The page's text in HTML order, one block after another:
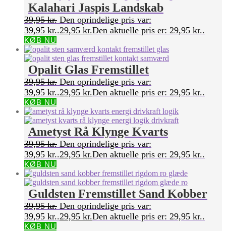
Kalahari Jaspis Landskab
39,95kr. Den oprindelige pris var:
39,95 kr..29,95 kr.Den aktuelle pris er: 29,95 kr..
KØB NU
Opalit Glas Fremstillet
39,95kr. Den oprindelige pris var:
39,95 kr..29,95 kr.Den aktuelle pris er: 29,95 kr..
KØB NU
Ametyst Rå Klynge Kvarts
39,95kr. Den oprindelige pris var:
39,95 kr..29,95 kr.Den aktuelle pris er: 29,95 kr..
KØB NU
Guldsten Fremstillet Sand Kobber
39,95kr. Den oprindelige pris var:
39,95 kr..29,95 kr.Den aktuelle pris er: 29,95 kr..
KØB NU